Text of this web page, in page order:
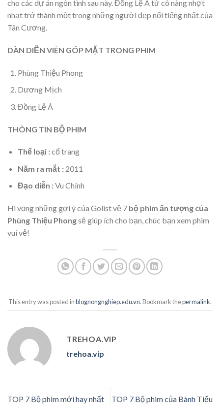
cho các dự án ngôn tình sau này. Đồng Lệ Á từ cô nàng nhợt
nhạt trở thành một trong những người đẹp nổi tiếng nhất của
Tân Cương.
DÀN DIỄN VIÊN GÓP MẶT TRONG PHIM
Phùng Thiệu Phong
Dương Mịch
Đồng Lệ Á
THÔNG TIN BỘ PHIM
Thể loại :cổ trang
Năm ra mắt : 2011
Đạo diễn :Vu Chính
Hi vọng những gợi ý của Golist về 7 bộ phim ấn tượng của
Phùng Thiệu Phongsẽ giúp ích cho bạn, chúc bạn xem phim
vui vẻ!
This entry was posted inblognongnghiep.edu.vn. Bookmark thepermalink.
TREHOA.VIP
trehoa.vip
TOP 7 Bộ phim mới hay nhất
TOP 7 Bộ phim của Bành Tiểu